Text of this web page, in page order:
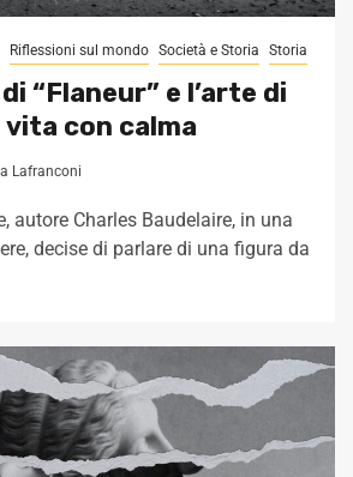
Riflessioni sul mondo Società e Storia Storia
“Flaneur” e l’arte di
con calma
Lafranconi
autore Charles Baudelaire, in una
decise di parlare di una figura da